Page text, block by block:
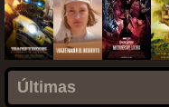
Últimas